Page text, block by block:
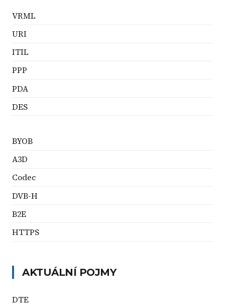
VRML
URI
ITIL
PPP
PDA
DES
BYOB
A3D
Codec
DVB-H
B2E
HTTPS
AKTUÁLNÍ POJMY
DTE